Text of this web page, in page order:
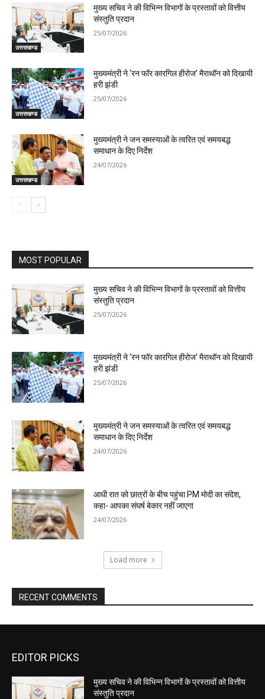
EDITOR PICKS
मुख्य सचिव ने की विभिन्न विभागों के प्रस्तावों को वित्तीय
संस्तुति प्रदान